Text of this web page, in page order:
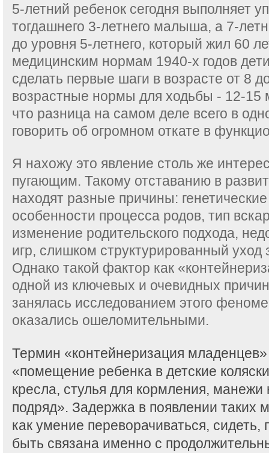
5-летний ребенок сегодня выполняет
тогдашнего 3-летнего малыша, а 7-
до уровня 5-летнего, который жил 60
медицинским нормам 1940-х годов
сделать первые шаги в возрасте от 8
возрастные нормы для ходьбы - 12-15
что разница на самом деле всего в
говорить об огромном откате в
Я нахожу это явление столь же
пугающим. Такому отставанию в
находят разные причины:
особенности процесса родов, тип
изменение родительского подхода,
игр, слишком структурированный уход
Однако такой фактор как
одной из ключевых и очевидных
занялась исследованием этого
оказались ошеломительными.
Термин «контейнеризация младенцев»
«помещение ребенка в детские
кресла, стулья для кормления, манежи
подряд». Задержка в появлении таких
как умение переворачиваться, сидеть,
быть связана именно с